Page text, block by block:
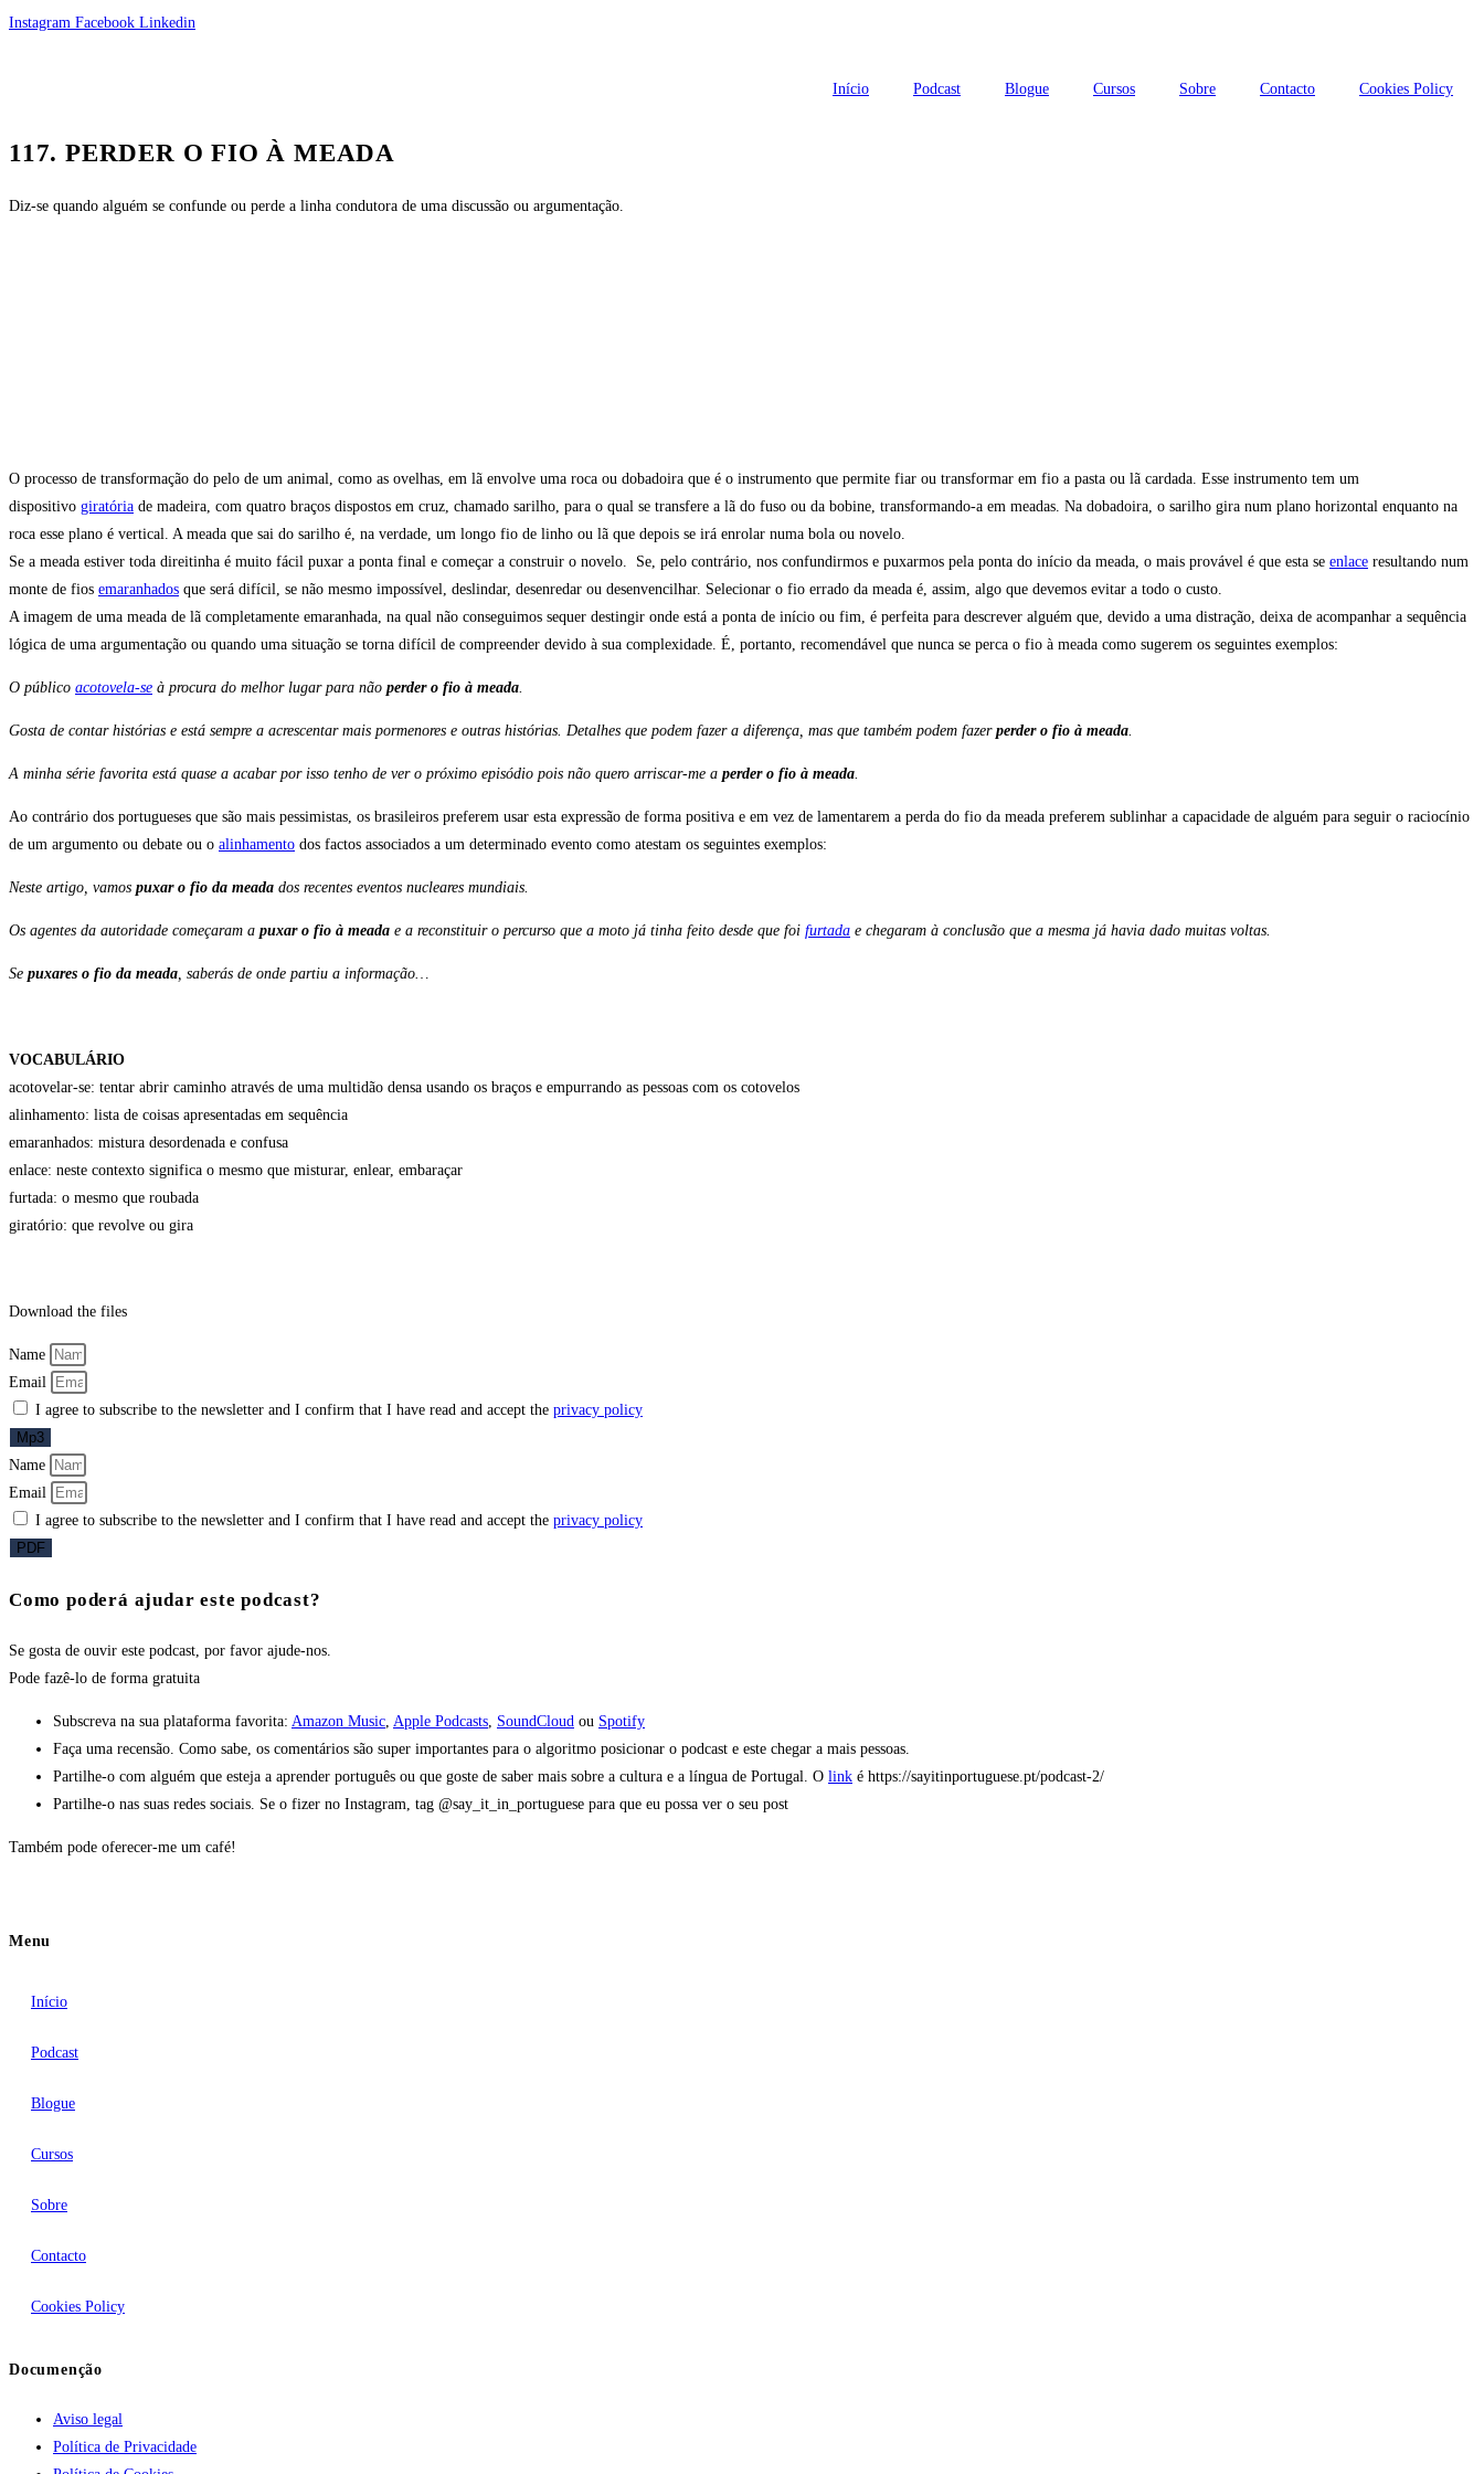
Skip
Instagram Facebook Linkedin
Início Podcast Blogue Cursos Sobre Contacto Cookies Policy
117. PERDER O FIO À MEADA
Diz-se quando alguém se confunde ou perde a linha condutora de uma discussão ou argumentação.
O processo de transformação do pelo de um animal, como as ovelhas, em lã envolve uma roca ou dobadoira que é o instrumento que permite fiar ou transformar em fio a pasta ou lã cardada. Esse instrumento tem um
dispositivo giratória de madeira, com quatro braços dispostos em cruz, chamado sarilho, para o qual se transfere a lã do fuso ou da bobine, transformando-a em meadas. Na dobadoira, o sarilho gira num plano horizontal enquanto na
roca esse plano é vertical. A meada que sai do sarilho é, na verdade, um longo fio de linho ou lã que depois se irá enrolar numa bola ou novelo.
Se a meada estiver toda direitinha é muito fácil puxar a ponta final e começar a construir o novelo. Se, pelo contrário, nos confundirmos e puxarmos pela ponta do início da meada, o mais provável é que esta se enlace resultando num
monte de fios emaranhados que será difícil, se não mesmo impossível, deslindar, desenredar ou desenvencilhar. Selecionar o fio errado da meada é, assim, algo que devemos evitar a todo o custo.
A imagem de uma meada de lã completamente emaranhada, na qual não conseguimos sequer destingir onde está a ponta de início ou fim, é perfeita para descrever alguém que, devido a uma distração, deixa de acompanhar a sequência
lógica de uma argumentação ou quando uma situação se torna difícil de compreender devido à sua complexidade. É, portanto, recomendável que nunca se perca o fio à meada como sugerem os seguintes exemplos:
O público acotovela-se à procura do melhor lugar para não perder o fio à meada.
Gosta de contar histórias e está sempre a acrescentar mais pormenores e outras histórias. Detalhes que podem fazer a diferença, mas que também podem fazer perder o fio à meada.
A minha série favorita está quase a acabar por isso tenho de ver o próximo episódio pois não quero arriscar-me a perder o fio à meada.
Ao contrário dos portugueses que são mais pessimistas, os brasileiros preferem usar esta expressão de forma positiva e em vez de lamentarem a perda do fio da meada preferem sublinhar a capacidade de alguém para seguir o raciocínio
de um argumento ou debate ou o alinhamento dos factos associados a um determinado evento como atestam os seguintes exemplos:
Neste artigo, vamos puxar o fio da meada dos recentes eventos nucleares mundiais.
Os agentes da autoridade começaram a puxar o fio à meada e a reconstituir o percurso que a moto já tinha feito desde que foi furtada e chegaram à conclusão que a mesma já havia dado muitas voltas.
Se puxares o fio da meada, saberás de onde partiu a informação…
VOCABULÁRIO
acotovelar-se: tentar abrir caminho através de uma multidão densa usando os braços e empurrando as pessoas com os cotovelos
alinhamento: lista de coisas apresentadas em sequência
emaranhados: mistura desordenada e confusa
enlace: neste contexto significa o mesmo que misturar, enlear, embaraçar
furtada: o mesmo que roubada
giratório: que revolve ou gira
Download the files
Name
Email
I agree to subscribe to the newsletter and I confirm that I have read and accept the privacy policy
Mp3
Name
Email
I agree to subscribe to the newsletter and I confirm that I have read and accept the privacy policy
PDF
Como poderá ajudar este podcast?
Se gosta de ouvir este podcast, por favor ajude-nos.
Pode fazê-lo de forma gratuita
Subscreva na sua plataforma favorita: Amazon Music, Apple Podcasts, SoundCloud ou Spotify
Faça uma recensão. Como sabe, os comentários são super importantes para o algoritmo posicionar o podcast e este chegar a mais pessoas.
Partilhe-o com alguém que esteja a aprender português ou que goste de saber mais sobre a cultura e a língua de Portugal. O link é https://sayitinportuguese.pt/podcast-2/
Partilhe-o nas suas redes sociais. Se o fizer no Instagram, tag @say_it_in_portuguese para que eu possa ver o seu post
Também pode oferecer-me um café!
Menu
Início
Podcast
Blogue
Cursos
Sobre
Contacto
Cookies Policy
Documenção
Aviso legal
Política de Privacidade